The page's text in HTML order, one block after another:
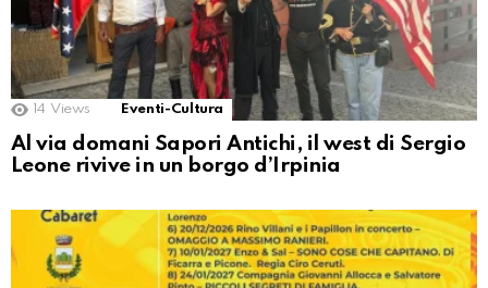
14 Views Eventi-Cultura
Al via domani Sapori Antichi, il west di Sergio
Leone rivive in un borgo d’Irpinia